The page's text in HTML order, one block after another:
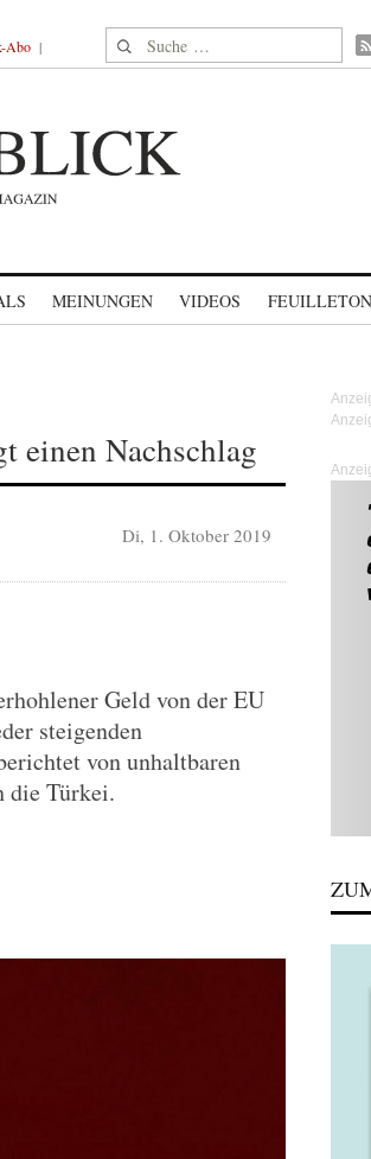
Abo Suche nach:
MEINUNGEN VIDEOS FEUILLETON
einen Nachschlag
Di, 1. Oktober 2019
Geld von der EU
steigenden
von unhaltbaren
die Türkei.